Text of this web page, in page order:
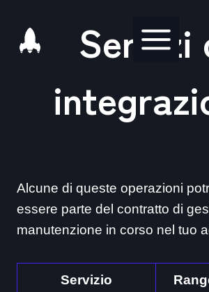
contenuto
Servizi
Alcune di queste operazioni
essere parte del contratto di
manutenzione in corso nel tuo
Servizio